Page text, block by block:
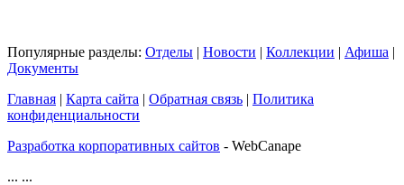
Популярные разделы: Отделы | Новости | Коллекции | Афиша |
Документы
Главная | Карта сайта | Обратная связь | Политика
конфиденциальности
Разработка корпоративных сайтов - WebCanape
... ...